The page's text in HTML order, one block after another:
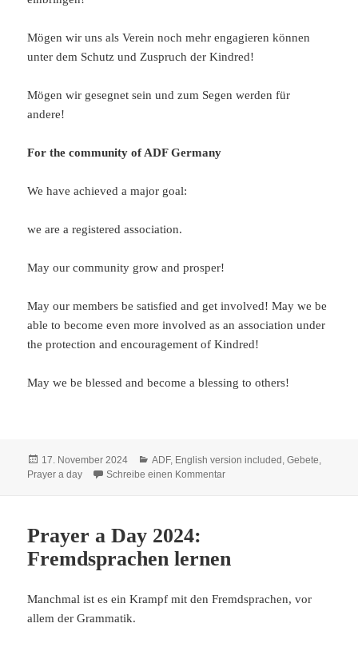
Mögen wir uns als Verein noch mehr engagieren können
unter dem Schutz und Zuspruch der Kindred!
Mögen wir gesegnet sein und zum Segen werden für
andere!
For the community of ADF Germany
We have achieved a major goal:
we are a registered association.
May our community grow and prosper!
May our members be satisfied and get involved! May we be
able to become even more involved as an association under
the protection and encouragement of Kindred!
May we be blessed and become a blessing to others!
Veröffentlicht
am
17. November 2024 Kategorien
ADF, English version included ,Gebete,
Prayer a day
Schreibe einen Kommentarzu Prayer a Day 2024: Für
Prayer a Day 2024:
Fremdsprachen lernen
Manchmal ist es ein Krampf mit den Fremdsprachen, vor
allem der Grammatik.